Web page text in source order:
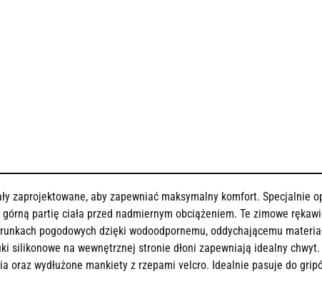
zaprojektowane, aby zapewniać maksymalny komfort. Specjalnie
partię ciała przed nadmiernym obciążeniem. Te zimowe
pogodowych dzięki wodoodpornemu, oddychającemu
silikonowe na wewnętrznej stronie dłoni zapewniają idealny
oraz wydłużone mankiety z rzepami velcro. Idealnie pasuje do